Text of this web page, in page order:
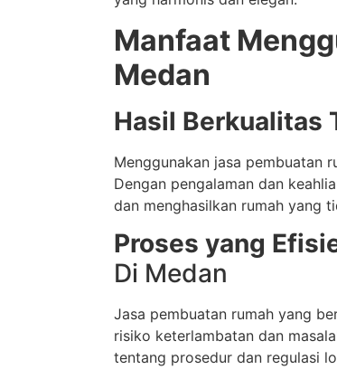
Manfaat
Medan
Hasil Berkualitas
Menggunakan jasa pembuatan
Dengan pengalaman dan
dan menghasilkan rumah yang
Proses yang
Di Medan
Jasa pembuatan rumah yang
risiko keterlambatan dan
tentang prosedur dan regulasi